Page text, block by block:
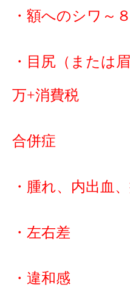
・額へのシワ～
・目尻（または
万+消費税
合併症
・腫れ、内出血
・左右差
・違和感